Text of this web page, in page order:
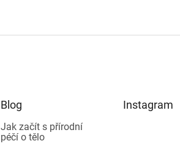
Blog
Jak začít s přírodní
péčí o tělo
Instagram